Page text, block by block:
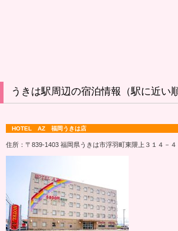
うきは駅周辺の宿泊情報（駅に近い
HOTEL AZ 福岡うきは店
住所：〒839-1403 福岡県うきは市浮羽町東隈上３１４－４